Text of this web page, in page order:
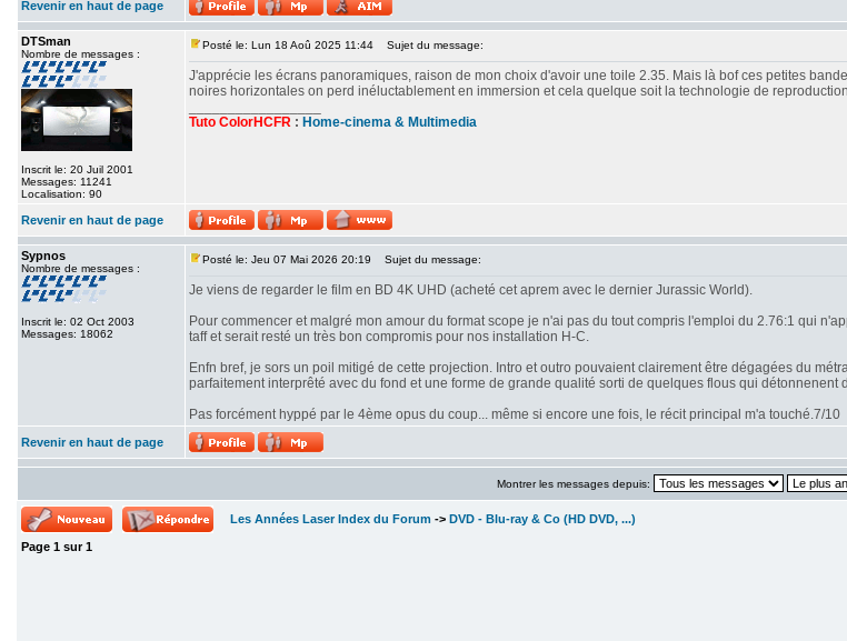
Revenir en haut de page
DTSman
Nombre de messages :
Inscrit le: 20 Juil 2001
Messages: 11241
Localisation: 90
Posté le: Lun 18 Aoû 2025 11:44 Sujet du message:
J'apprécie les écrans panoramiques, raison de mon choix d'avoir une toile 2.35. Mais là bof ces petites
noires horizontales on perd inéluctablement en immersion et cela quelque soit la technologie de
Tuto ColorHCFR : Home-cinema & Multimedia
Revenir en haut de page
Sypnos
Nombre de messages :
Inscrit le: 02 Oct 2003
Messages: 18062
Posté le: Jeu 07 Mai 2026 20:19 Sujet du message:
Je viens de regarder le film en BD 4K UHD (acheté cet aprem avec le dernier Jurassic World).
Pour commencer et malgré mon amour du format scope je n'ai pas du tout compris l'emploi du 2.76:1 qui
taff et serait resté un très bon compromis pour nos installation H-C.
Enfn bref, je sors un poil mitigé de cette projection. Intro et outro pouvaient clairement être dégagées du
parfaitement interprêté avec du fond et une forme de grande qualité sorti de quelques flous qui détonnenent
Pas forcément hyppé par le 4ème opus du coup... même si encore une fois, le récit principal m'a touché.7/10
Revenir en haut de page
Montrer les messages depuis:
Les Années Laser Index du Forum -> DVD - Blu-ray & Co (HD DVD, ...)
Page 1 sur1